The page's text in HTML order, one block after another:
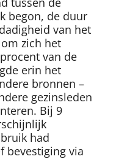
begon, de duur
van het
zich het
van de
erin het
bronnen –
gezinsleden
Bij 9
had
bevestiging via